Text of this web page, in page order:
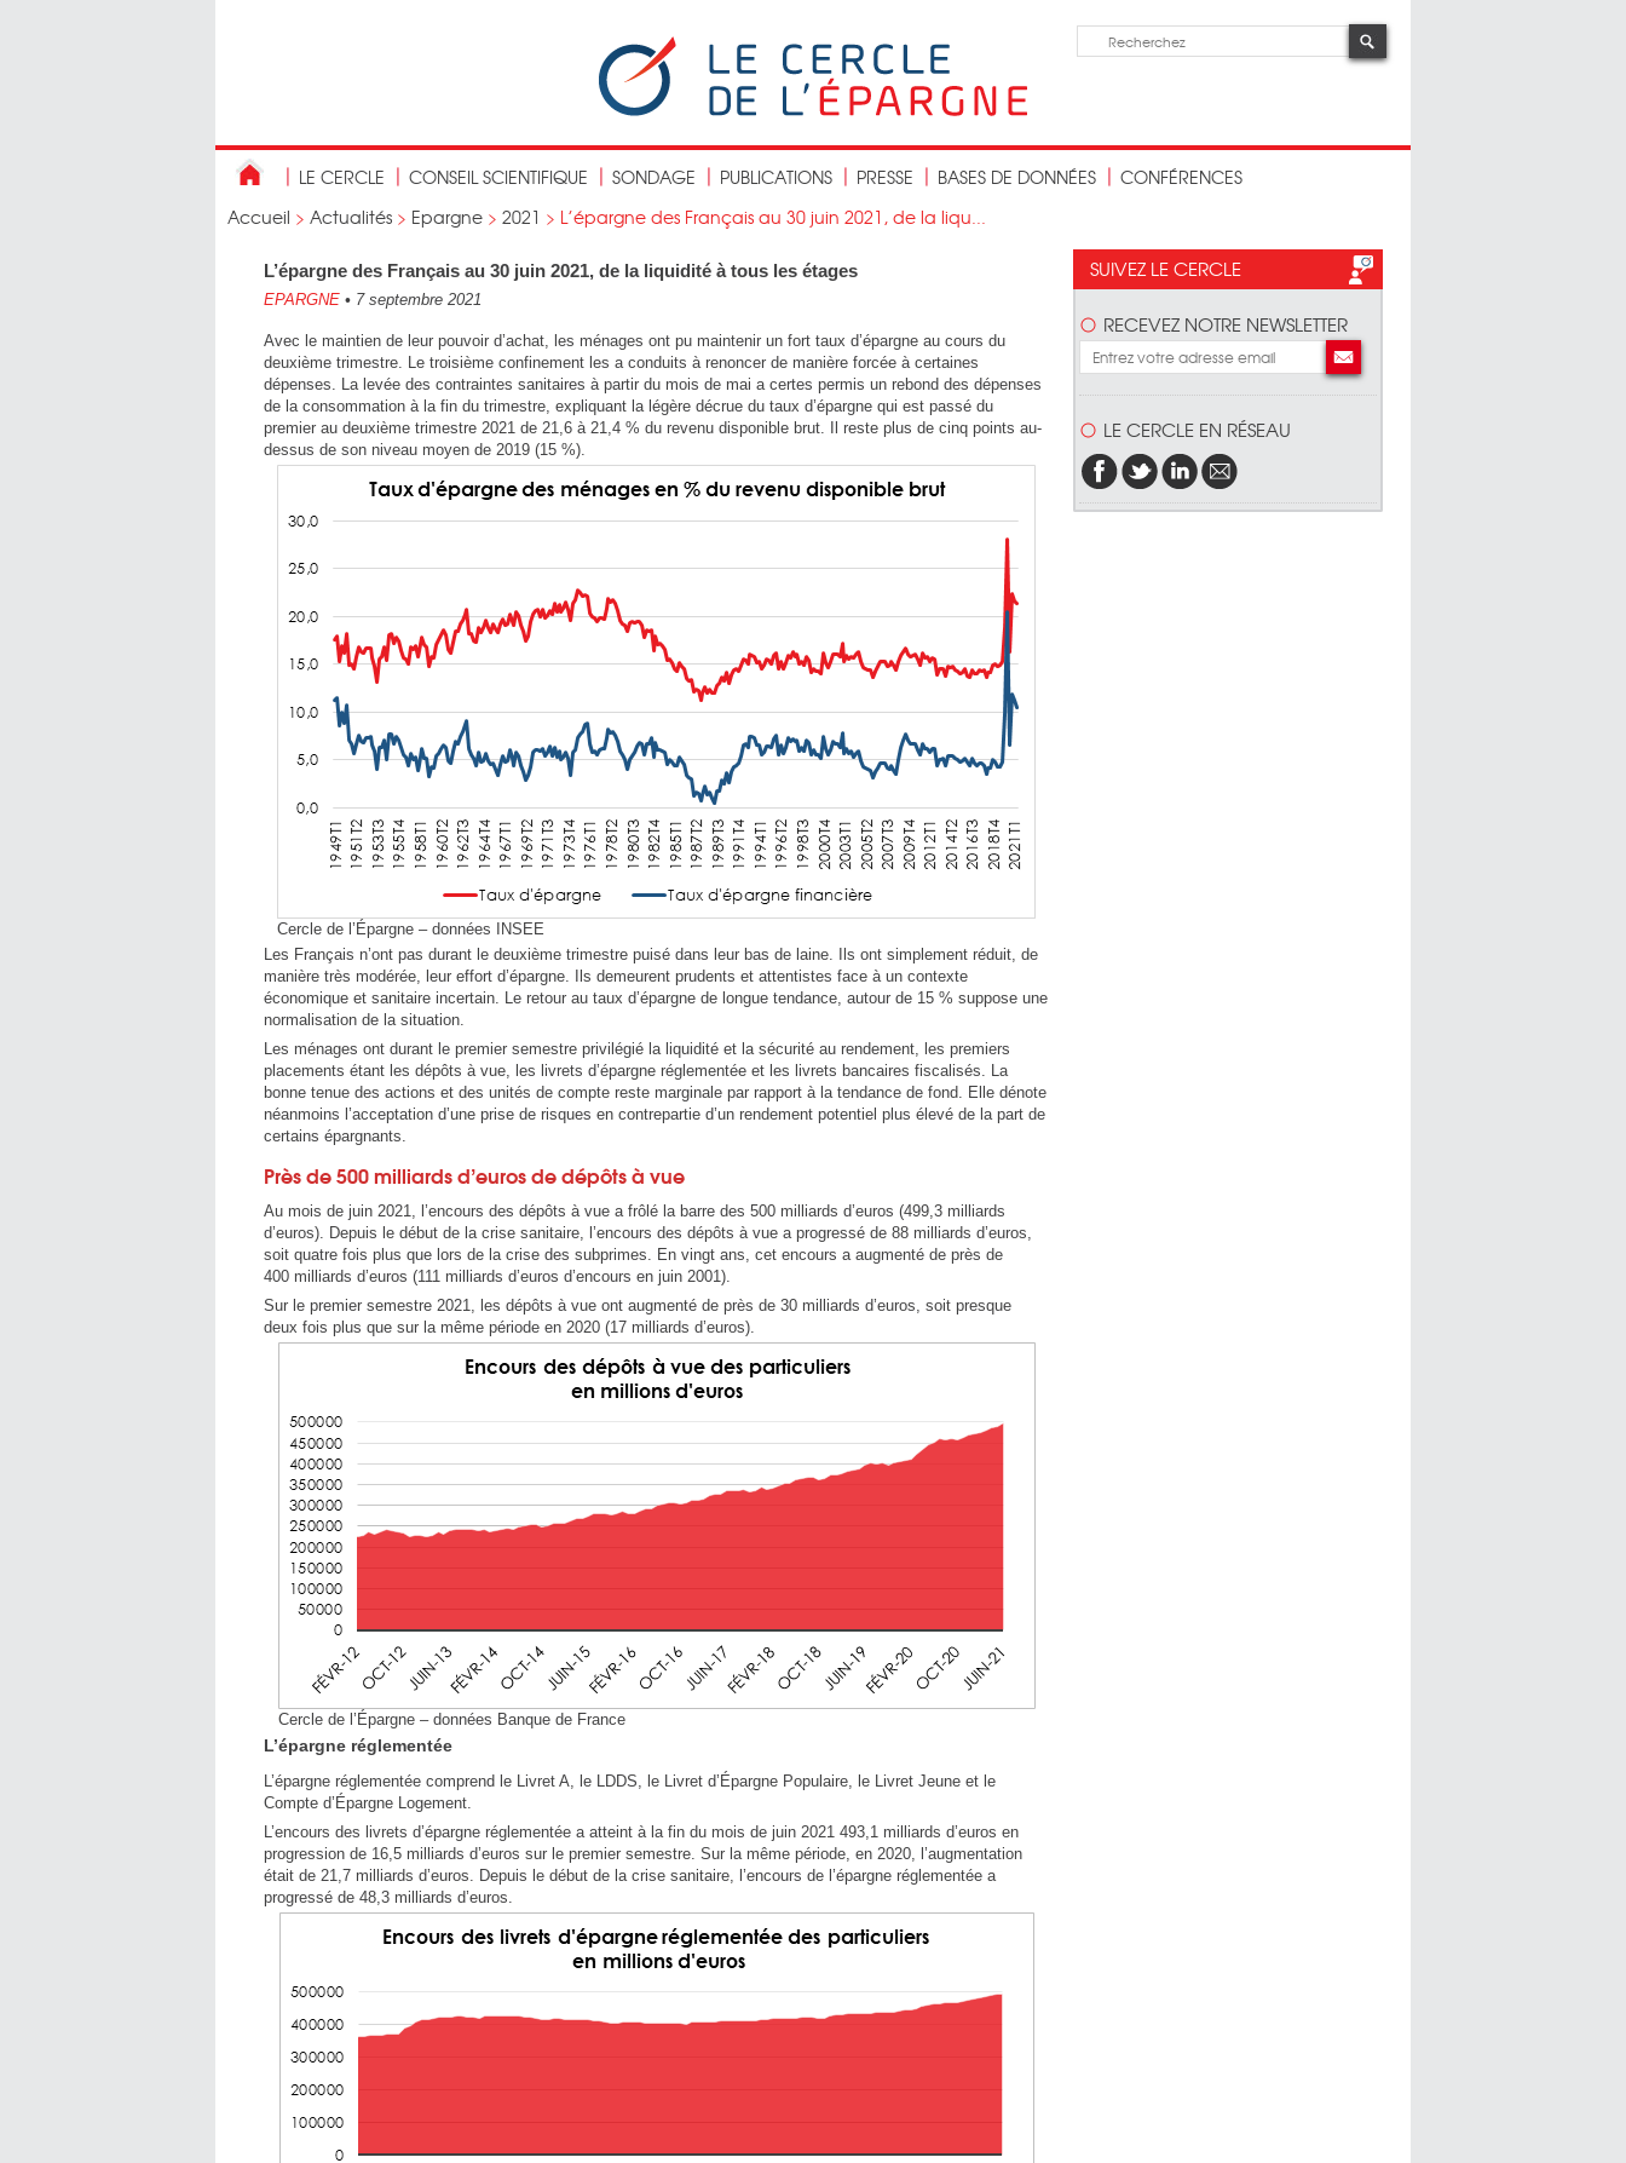
LE CERCLE CONSEIL SCIENTIFIQUE SONDAGE PUBLICATIONS PRESSE BASES DE DONNÉES
CONFÉRENCES
Accueil > Actualités > Epargne > 2021 > L’épargne des Français au 30 juin 2021, de la liqu...
L’épargne des Français au 30 juin 2021, de la liquidité à tous les étages
EPARGNE • 7 septembre 2021
Avec le maintien de leur pouvoir d’achat, les ménages ont pu maintenir un fort taux d’épargne au cours du
deuxième trimestre. Le troisième confinement les a conduits à renoncer de manière forcée à certaines
dépenses. La levée des contraintes sanitaires à partir du mois de mai a certes permis un rebond des dépenses
de la consommation à la fin du trimestre, expliquant la légère décrue du taux d’épargne qui est passé du
premier au deuxième trimestre 2021 de 21,6 à 21,4 % du revenu disponible brut. Il reste plus de cinq points au-
dessus de son niveau moyen de 2019 (15 %).
Cercle de l’Épargne – données INSEE
Les Français n’ont pas durant le deuxième trimestre puisé dans leur bas de laine. Ils ont simplement réduit, de
manière très modérée, leur effort d’épargne. Ils demeurent prudents et attentistes face à un contexte
économique et sanitaire incertain. Le retour au taux d’épargne de longue tendance, autour de 15 % suppose une
normalisation de la situation.
Les ménages ont durant le premier semestre privilégié la liquidité et la sécurité au rendement, les premiers
placements étant les dépôts à vue, les livrets d’épargne réglementée et les livrets bancaires fiscalisés. La
bonne tenue des actions et des unités de compte reste marginale par rapport à la tendance de fond. Elle dénote
néanmoins l’acceptation d’une prise de risques en contrepartie d’un rendement potentiel plus élevé de la part de
certains épargnants.
Près de 500 milliards d’euros de dépôts à vue
Au mois de juin 2021, l’encours des dépôts à vue a frôlé la barre des 500 milliards d’euros (499,3 milliards
d’euros). Depuis le début de la crise sanitaire, l’encours des dépôts à vue a progressé de 88 milliards d’euros,
soit quatre fois plus que lors de la crise des subprimes. En vingt ans, cet encours a augmenté de près de
400 milliards d’euros (111 milliards d’euros d’encours en juin 2001).
Sur le premier semestre 2021, les dépôts à vue ont augmenté de près de 30 milliards d’euros, soit presque
deux fois plus que sur la même période en 2020 (17 milliards d’euros).
Cercle de l’Épargne – données Banque de France
L’épargne réglementée
L’épargne réglementée comprend le Livret A, le LDDS, le Livret d’Épargne Populaire, le Livret Jeune et le
Compte d’Épargne Logement.
L’encours des livrets d’épargne réglementée a atteint à la fin du mois de juin 2021 493,1 milliards d’euros en
progression de 16,5 milliards d’euros sur le premier semestre. Sur la même période, en 2020, l’augmentation
était de 21,7 milliards d’euros. Depuis le début de la crise sanitaire, l’encours de l’épargne réglementée a
progressé de 48,3 milliards d’euros.
SUIVEZ LE CERCLE
RECEVEZ NOTRE NEWSLETTER
LE CERCLE EN RÉSEAU